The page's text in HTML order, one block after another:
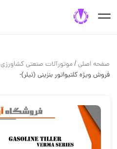
صفحه اصلی/موتورآلات صنعتي كشاورزي
فروش ویژه کلتیواتور بنزینی (تیلر)-